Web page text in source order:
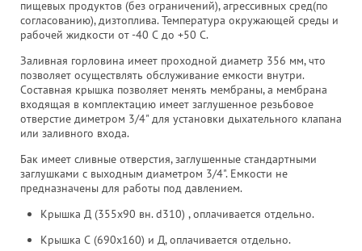
пищевых продуктов (без ограничений), агрессивных сред(по
согласованию), дизтоплива. Температура окружающей среды и
рабочей жидкости от -40 С до +50 С.
Заливная горловина имеет проходной диаметр 356 мм, что
позволяет осуществлять обслуживание емкости внутри.
Составная крышка позволяет менять мембраны, а мембрана
входящая в комплектацию имеет заглушенное резьбовое
отверстие диметром 3/4" для установки дыхательного клапана
или заливного входа.
Бак имеет сливные отверстия, заглушенные стандартными
заглушками с выходным диаметром 3/4". Емкости не
предназначены для работы под давлением.
Крышка Д (355х90 вн. d310) , оплачивается отдельно.
Крышка С (690х160) и Д, оплачивается отдельно.